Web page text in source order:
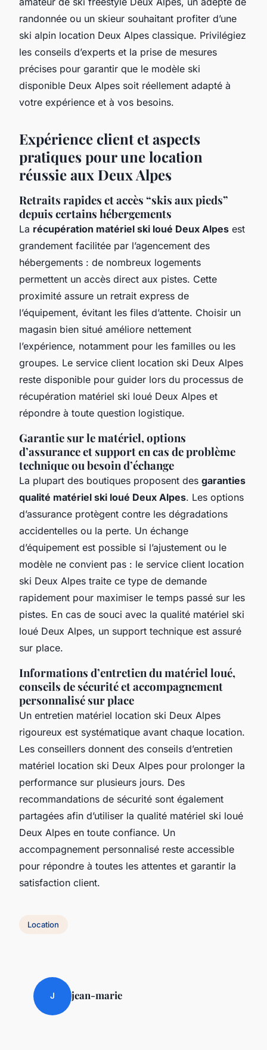
randonnée ou un skieur souhaitant profiter d’une
ski alpin location Deux Alpes classique. Privilégiez
les conseils d’experts et la prise de mesures
précises pour garantir que le modèle ski
disponible Deux Alpes soit réellement adapté à
votre expérience et à vos besoins.
Expérience client et aspects
pratiques pour une location
réussie aux Deux Alpes
Retraits rapides et accès “skis aux pieds”
depuis certains hébergements
La récupération matériel ski loué Deux Alpes est
grandement facilitée par l’agencement des
hébergements : de nombreux logements
permettent un accès direct aux pistes. Cette
proximité assure un retrait express de
l’équipement, évitant les files d’attente. Choisir un
magasin bien situé améliore nettement
l’expérience, notamment pour les familles ou les
groupes. Le service client location ski Deux Alpes
reste disponible pour guider lors du processus de
récupération matériel ski loué Deux Alpes et
répondre à toute question logistique.
Garantie sur le matériel, options
d’assurance et support en cas de problème
technique ou besoin d’échange
La plupart des boutiques proposent des garanties
qualité matériel ski loué Deux Alpes. Les options
d’assurance protègent contre les dégradations
accidentelles ou la perte. Un échange
d’équipement est possible si l’ajustement ou le
modèle ne convient pas : le service client location
ski Deux Alpes traite ce type de demande
rapidement pour maximiser le temps passé sur les
pistes. En cas de souci avec la qualité matériel ski
loué Deux Alpes, un support technique est assuré
sur place.
Informations d’entretien du matériel loué,
conseils de sécurité et accompagnement
personnalisé sur place
Un entretien matériel location ski Deux Alpes
rigoureux est systématique avant chaque location.
Les conseillers donnent des conseils d’entretien
matériel location ski Deux Alpes pour prolonger la
performance sur plusieurs jours. Des
recommandations de sécurité sont également
partagées afin d’utiliser la qualité matériel ski loué
Deux Alpes en toute confiance. Un
accompagnement personnalisé reste accessible
pour répondre à toutes les attentes et garantir la
satisfaction client.
Location
J jean-marie